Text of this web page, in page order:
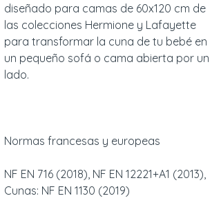
diseñado para camas de 60x120 cm de
las colecciones Hermione y Lafayette
para transformar la cuna de tu bebé en
un pequeño sofá o cama abierta por un
lado.
Normas francesas y europeas
NF EN 716 (2018), NF EN 12221+A1 (2013),
Cunas: NF EN 1130 (2019)